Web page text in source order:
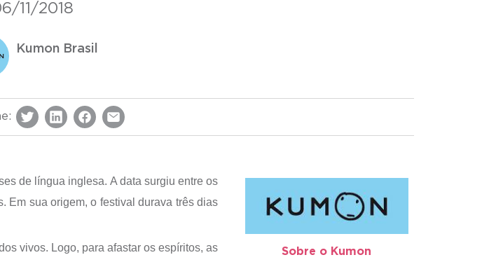
11/2018
Kumon Brasil
de língua inglesa. A data surgiu entre os
Em sua origem, o festival durava três dias
vivos. Logo, para afastar os espíritos, as
Sobre o Kumon​